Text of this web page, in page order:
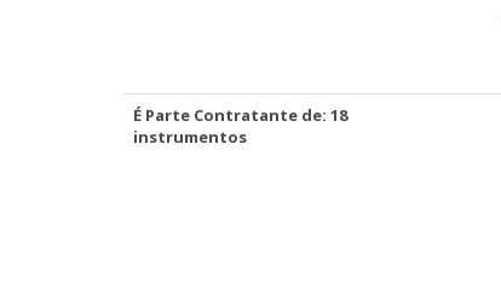
É Parte Contratante de: 18
instrumentos